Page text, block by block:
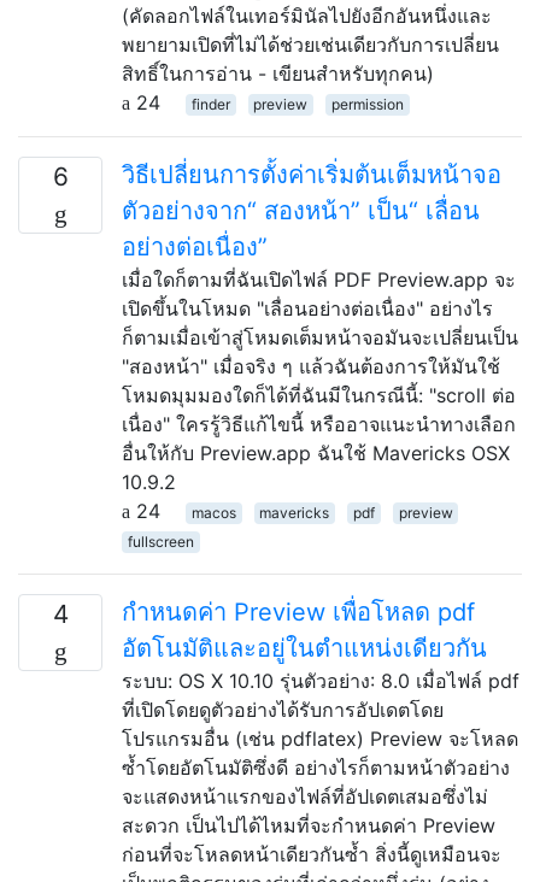
(คัดลอกไฟล์ในเทอร์มินัลไปยังอีกอันหนึ่งและ
พยายามเปิดที่ไม่ได้ช่วยเช่นเดียวกับการเปลี่ยน
สิทธิ์ในการอ่าน - เขียนสำหรับทุกคน)
24
finder preview permission
6
วิธีเปลี่ยนการตั้งค่าเริ่มต้นเต็มหน้าจอ
ตัวอย่างจาก“ สองหน้า” เป็น“ เลื่อน
อย่างต่อเนื่อง”
เมื่อใดก็ตามที่ฉันเปิดไฟล์ PDF Preview.app จะ
เปิดขึ้นในโหมด "เลื่อนอย่างต่อเนื่อง" อย่างไร
ก็ตามเมื่อเข้าสู่โหมดเต็มหน้าจอมันจะเปลี่ยนเป็น
"สองหน้า" เมื่อจริง ๆ แล้วฉันต้องการให้มันใช้
โหมดมุมมองใดก็ได้ที่ฉันมีในกรณีนี้: "scroll ต่อ
เนื่อง" ใครรู้วิธีแก้ไขนี้ หรืออาจแนะนำทางเลือก
อื่นให้กับ Preview.app ฉันใช้ Mavericks OSX
10.9.2
24
macos mavericks pdf
preview
fullscreen
4
กำหนดค่า Preview เพื่อโหลด pdf
อัตโนมัติและอยู่ในตำแหน่งเดียวกัน
ระบบ: OS X 10.10 รุ่นตัวอย่าง: 8.0 เมื่อไฟล์ pdf
ที่เปิดโดยดูตัวอย่างได้รับการอัปเดตโดย
โปรแกรมอื่น (เช่น pdflatex) Preview จะโหลด
ซ้ำโดยอัตโนมัติซึ่งดี อย่างไรก็ตามหน้าตัวอย่าง
จะแสดงหน้าแรกของไฟล์ที่อัปเดตเสมอซึ่งไม่
สะดวก เป็นไปได้ไหมที่จะกำหนดค่า Preview
ก่อนที่จะโหลดหน้าเดียวกันซ้ำ สิ่งนี้ดูเหมือนจะ